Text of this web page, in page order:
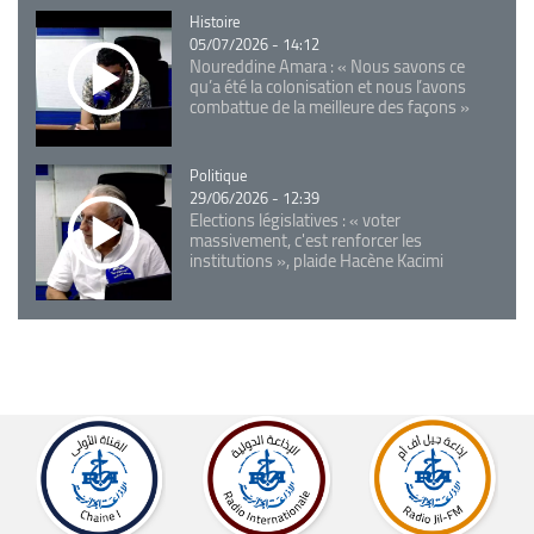
Catégorie
Histoire
05/07/2026 - 14:12
Noureddine Amara : « Nous savons ce
qu’a été la colonisation et nous l’avons
combattue de la meilleure des façons »
Catégorie
Politique
29/06/2026 - 12:39
Elections législatives : « voter
massivement, c'est renforcer les
institutions », plaide Hacène Kacimi